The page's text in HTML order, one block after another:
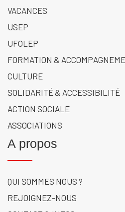
VACANCES
USEP
UFOLEP
FORMATION &
CULTURE
SOLIDARITÉ & ACCESSIBILITÉ
ACTION SOCIALE
ASSOCIATIONS
A propos
QUI SOMMES NOUS ?
REJOIGNEZ-NOUS